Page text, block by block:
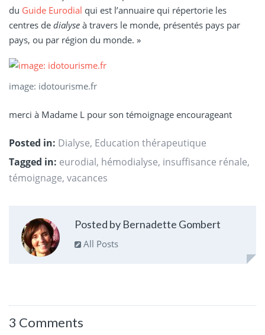
du Guide Eurodial qui est l’annuaire qui répertorie les
centres de dialyse à travers le monde, présentés pays par
pays, ou par région du monde. »
image: idotourisme.fr
merci à Madame L pour son témoignage encourageant
Posted in: Dialyse, Education thérapeutique
Tagged in: eurodial, hémodialyse, insuffisance rénale,
témoignage, vacances
Posted by Bernadette Gombert
All Posts
3 Comments